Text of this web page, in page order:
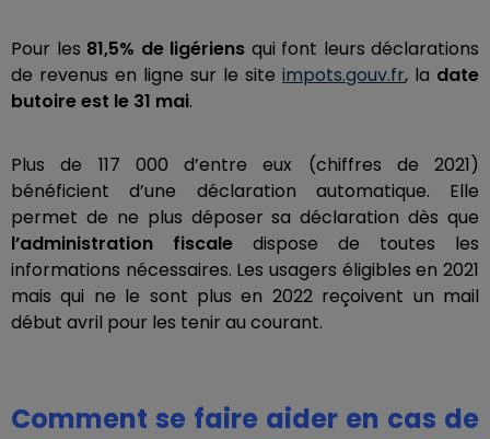
Pour les 81,5% de ligériens qui font leurs déclarations
de revenus en ligne sur le site impots.gouv.fr, la date
butoireest le 31 mai.
Plus de 117 000 d’entre eux (chiffres de 2021)
bénéficient d’une déclaration automatique. Elle
permet de ne plus déposer sa déclaration dès que
l’administration fiscale dispose de toutes les
informations nécessaires. Les usagers éligibles en 2021
mais qui ne le sont plus en 2022 reçoivent un mail
début avril pour les tenir au courant.
Comment se faire aider en cas de